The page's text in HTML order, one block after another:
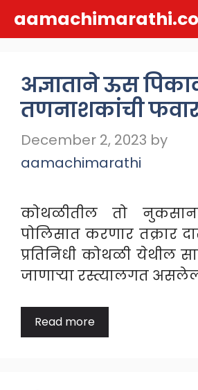
अज्ञाताने ऊस
तणनाशकांची
December 2, 2023 by
aamachimarathi
कोथळीतील तो
पोलिसात करणार तक्रार
प्रतिनिधी कोथळी येथील
जाणाऱ्या रस्त्यालगत
Read more